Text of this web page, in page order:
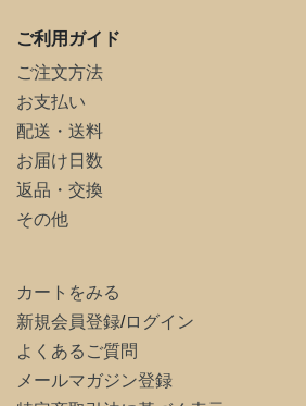
ご利用ガイド
ご注文方法
お支払い
配送・送料
お届け日数
返品・交換
その他
カートをみる
新規会員登録/ログイン
よくあるご質問
メールマガジン登録